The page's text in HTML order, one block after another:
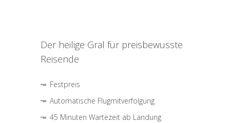
Der heilige Gral für preisbewusste
Reisende
Festpreis
Automatische Flugmitverfolgung
45 Minuten Wartezeit ab Landung